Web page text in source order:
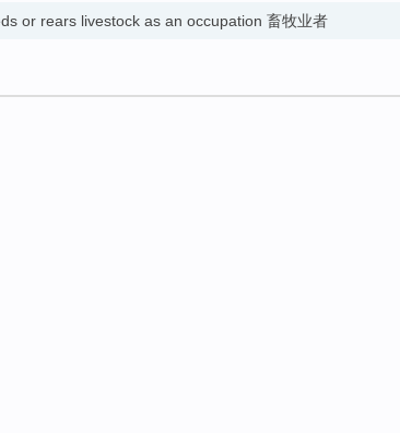
or rears livestock as an occupation 畜牧业者